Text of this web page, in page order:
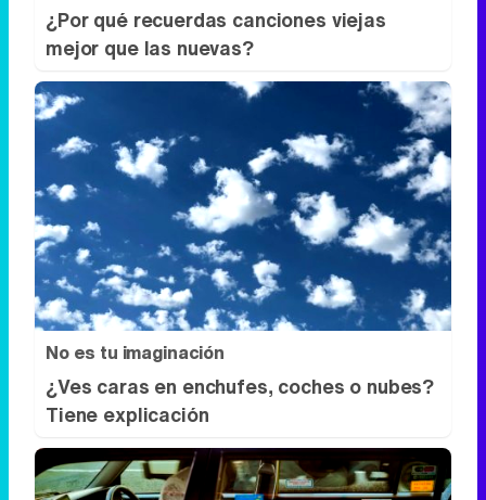
¿Por qué recuerdas canciones viejas
mejor que las nuevas?
No es tu imaginación
¿Ves caras en enchufes, coches o nubes?
Tiene explicación